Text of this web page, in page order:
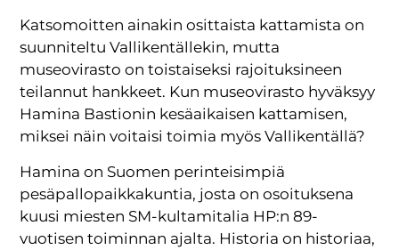
Katsomoitten ainakin osittaista kattamista on
suunniteltu Vallikentällekin, mutta
museovirasto on toistaiseksi rajoituksineen
teilannut hankkeet. Kun museovirasto hyväksyy
Hamina Bastionin kesäaikaisen kattamisen,
miksei näin voitaisi toimia myös Vallikentällä?
Hamina on Suomen perinteisimpiä
pesäpallopaikkakuntia, josta on osoituksena
kuusi miesten SM-kultamitalia HP:n 89-
vuotisen toiminnan ajalta. Historia on historiaa,